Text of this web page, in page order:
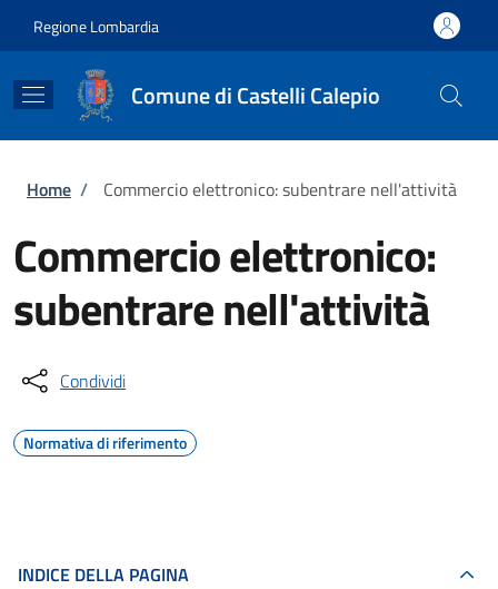
Regione Lombardia
Comune di Castelli Calepio
Briciole di pane
Home / Commercio elettronico: subentrare nell'attività
Commercio elettronico:
subentrare nell'attività
Condividi
Normativa di riferimento
INDICE DELLA PAGINA